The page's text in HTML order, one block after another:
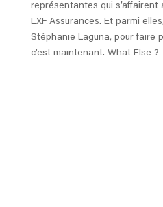
représentantes qui s’affairent
LXF Assurances. Et parmi
Stéphanie Laguna, pour faire
c’est maintenant. What Else ?